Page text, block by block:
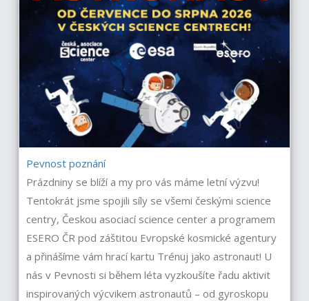
Pevnost poznání
Prázdniny se blíží a my pro vás máme letní výzvu!
Tentokrát jsme spojili síly se všemi českými science
centry, Českou asociací science center a programem
ESERO ČR pod záštitou Evropské kosmické agentury
a přinášíme vám hrací kartu Trénuj jako astronaut! U
nás v Pevnosti si během léta vyzkoušíte řadu aktivit
inspirovaných výcvikem astronautů – od gyroskopu